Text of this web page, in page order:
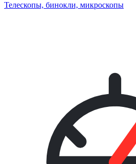
Телескопы, бинокли, микроскопы